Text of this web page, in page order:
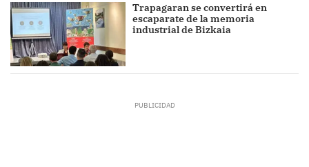
Trapagaran se convertirá en
escaparate de la memoria
industrial de Bizkaia